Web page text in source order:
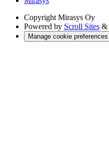
Copyright Mirasys Oy
Powered by Scroll Sites &
Manage cookie preferences